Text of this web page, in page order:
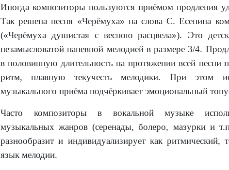
Иногда композиторы пользуются приёмом продления
Так решена песня «Черёмуха» на слова С. Есенина
(«Черёмуха душистая с весною расцвела»). Это
незамысловатой напевной мелодией в размере 3/4.
в половинную длительность на протяжении всей песни
ритм, плавную текучесть мелодики. При этом
музыкального приёма подчёркивает эмоциональный
Часто композиторы в вокальной музыке
музыкальных жанров (серенады, болеро, мазурки и
разнообразит и индивидуализирует как ритмический,
язык мелодии.